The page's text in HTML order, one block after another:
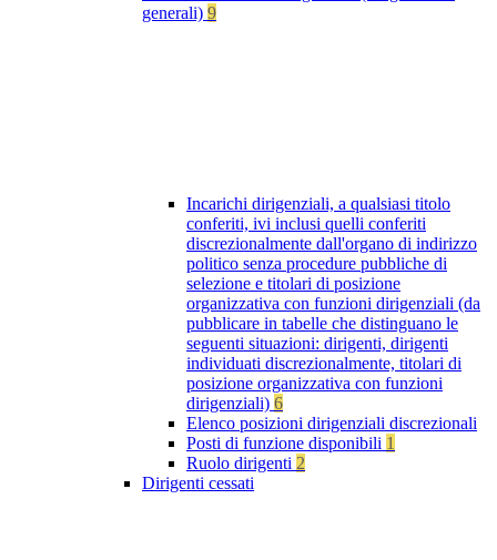
generali) 9
Incarichi dirigenziali, a qualsiasi titolo
conferiti, ivi inclusi quelli conferiti
discrezionalmente dall'organo di indirizzo
politico senza procedure pubbliche di
selezione e titolari di posizione
organizzativa con funzioni dirigenziali (da
pubblicare in tabelle che distinguano le
seguenti situazioni: dirigenti, dirigenti
individuati discrezionalmente, titolari di
posizione organizzativa con funzioni
dirigenziali) 6
Elenco posizioni dirigenziali discrezionali
Posti di funzione disponibili 1
Ruolo dirigenti 2
Dirigenti cessati